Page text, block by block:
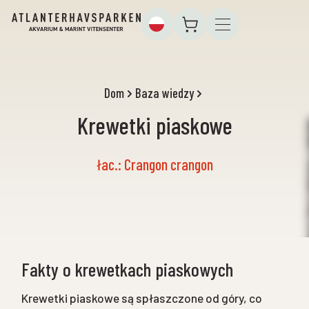
Dom Baza wiedzy
Krewetki piaskowe
łac.: Crangon crangon
Fakty o krewetkach piaskowych
Krewetki piaskowe są spłaszczone od góry, co